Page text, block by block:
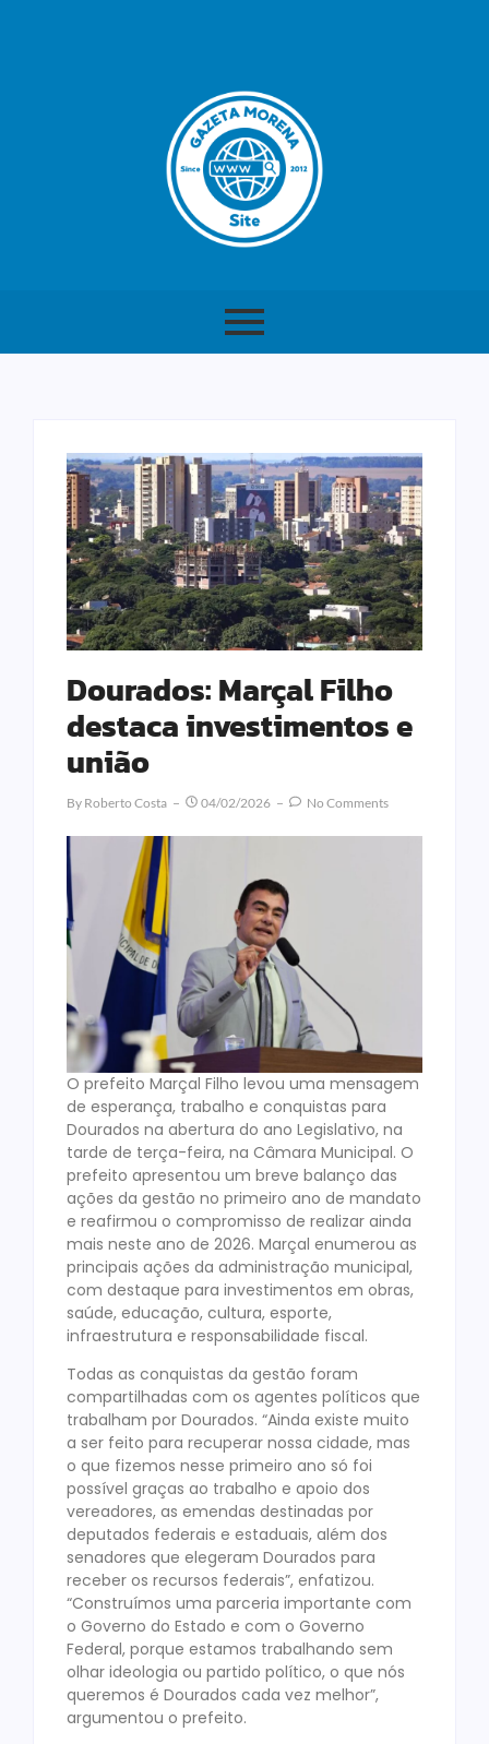
Dourados: Marçal Filho
destaca investimentos e
união
By Roberto Costa 04/02/2026 No Comments
O prefeito Marçal Filho levou uma mensagem
de esperança, trabalho e conquistas para
Dourados na abertura do ano Legislativo, na
tarde de terça-feira, na Câmara Municipal. O
prefeito apresentou um breve balanço das
ações da gestão no primeiro ano de mandato
e reafirmou o compromisso de realizar ainda
mais neste ano de 2026. Marçal enumerou as
principais ações da administração municipal,
com destaque para investimentos em obras,
saúde, educação, cultura, esporte,
infraestrutura e responsabilidade fiscal.
Todas as conquistas da gestão foram
compartilhadas com os agentes políticos que
trabalham por Dourados. “Ainda existe muito
a ser feito para recuperar nossa cidade, mas
o que fizemos nesse primeiro ano só foi
possível graças ao trabalho e apoio dos
vereadores, as emendas destinadas por
deputados federais e estaduais, além dos
senadores que elegeram Dourados para
receber os recursos federais”, enfatizou.
“Construímos uma parceria importante com
o Governo do Estado e com o Governo
Federal, porque estamos trabalhando sem
olhar ideologia ou partido político, o que nós
queremos é Dourados cada vez melhor”,
argumentou o prefeito.